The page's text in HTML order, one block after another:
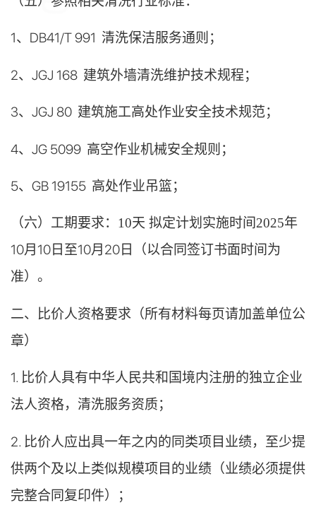
1、 DB41/T 991 清洗保洁服务通则 ；
2、 JGJ 168 建筑外墙清洗维护技术规程；
3、 JGJ 80 建筑施工高处作业安全技术规范；
4、 JG 5099 高空作业机械安全规则 ；
5、 GB 19155 高处作业吊篮；
（六）工期要求： 10天 拟定计划实施时间2025年
10月 10日至10月 20日（以合同签订书面时间为
准）。
二、比价人资格要求（所有材料每页请加盖单位公
章）
1. 比价人具有中华人民共和国境内注册的独立企业
法人资格，清洗服务资质；
2. 比价人应出具一年之内的同类项目业绩，至少提
供两个及以上类似规模项目的业绩（业绩必须提供
完整合同复印件）；